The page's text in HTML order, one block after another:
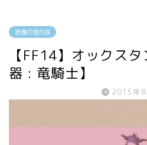
武器の見た目
【FF14】オックス
器 : 竜騎士】
2015年8